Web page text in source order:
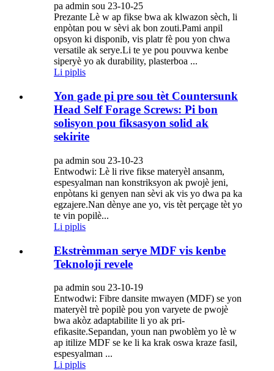
pa admin sou 23-10-25
Prezante Lè w ap fikse bwa ak klwazon sèch, li
enpòtan pou w sèvi ak bon zouti.Pami anpil
opsyon ki disponib, vis platr fè pou yon chwa
versatile ak serye.Li te ye pou pouvwa kenbe
siperyè yo ak durability, plasterboa ...
Li piplis
Yon gade pi pre sou tèt Countersunk
Head Self Forage Screws: Pi bon
solisyon pou fiksasyon solid ak
sekirite
pa admin sou 23-10-23
Entwodwi: Lè li rive fikse materyèl ansanm,
espesyalman nan konstriksyon ak pwojè jeni,
enpòtans ki genyen nan sèvi ak vis yo dwa pa ka
egzajere.Nan dènye ane yo, vis tèt perçage tèt yo
te vin popilè...
Li piplis
Ekstrèmman serye MDF vis kenbe
Teknoloji revele
pa admin sou 23-10-19
Entwodwi: Fibre dansite mwayen (MDF) se yon
materyèl trè popilè pou yon varyete de pwojè
bwa akòz adaptabilite li yo ak pri-
efikasite.Sepandan, youn nan pwoblèm yo lè w
ap itilize MDF se ke li ka krak oswa kraze fasil,
espesyalman ...
Li piplis